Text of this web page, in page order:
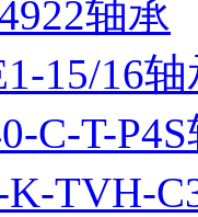
轴承
15/16轴
C-T-
K-TVH-